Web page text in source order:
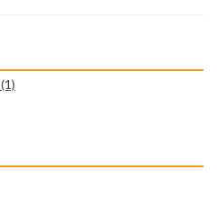
(1)